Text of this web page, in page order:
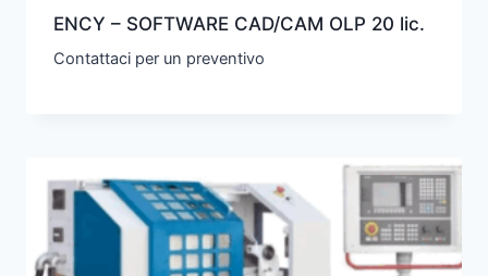
ENCY – SOFTWARE CAD/CAM OLP 20 lic.
Contattaci per un preventivo